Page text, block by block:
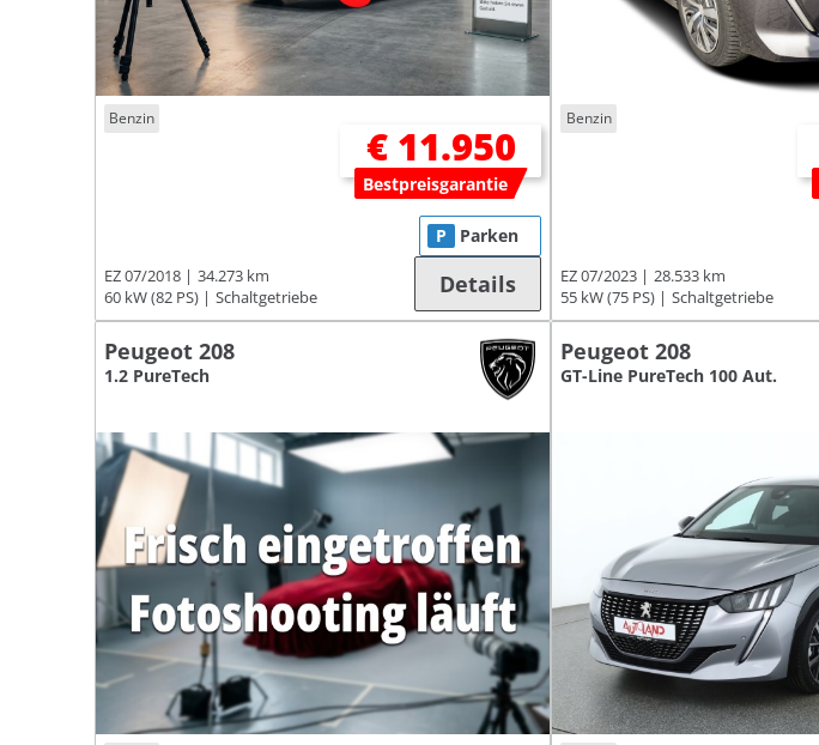
Benzin
€ 11.950
Bestpreisgarantie
EZ 07/2018
34.273 km
60 kW (82 PS)
Schaltgetriebe
P Parken
Details
Benzin
EZ 07/2023
28.533 km
55 kW (75 PS)
Schaltgetriebe
Peugeot 208
1.2 PureTech
Peugeot 208
GT-Line PureTech 100 Aut.